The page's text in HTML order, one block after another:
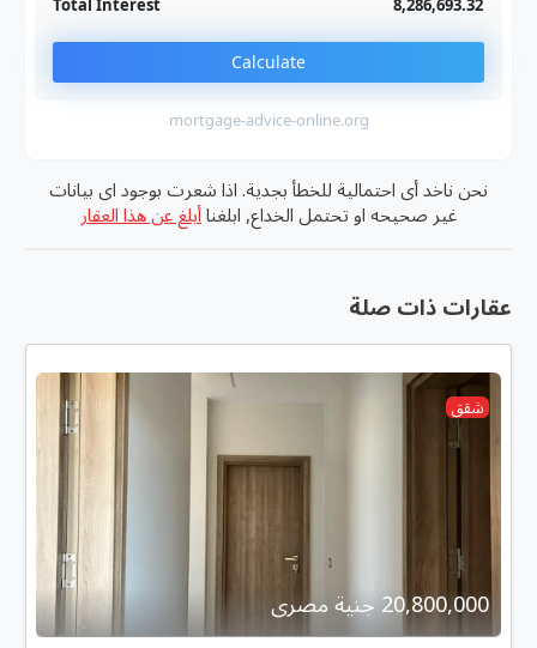
Total Interest
8,286,693.32
Calculate
mortgage-advice-online.org
نحن ناخد أى احتمالية للخطأ بجدية. اذا شعرت بوجود اى بيانات
غير صحيحه او تحتمل الخداع, ابلغنا أبلغ عن هذا العقار
عقارات ذات صلة
شقق
20,800,000 جنية مصرى